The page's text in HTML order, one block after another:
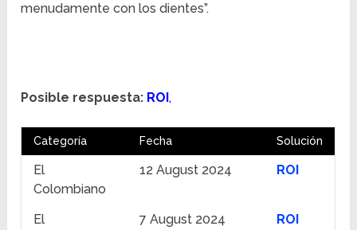
menudamente con los dientes”.
Posible respuesta: ROI,
Categoría Fecha Solución
El
Colombiano
12 August 2024 ROI
El
7 August 2024 ROI